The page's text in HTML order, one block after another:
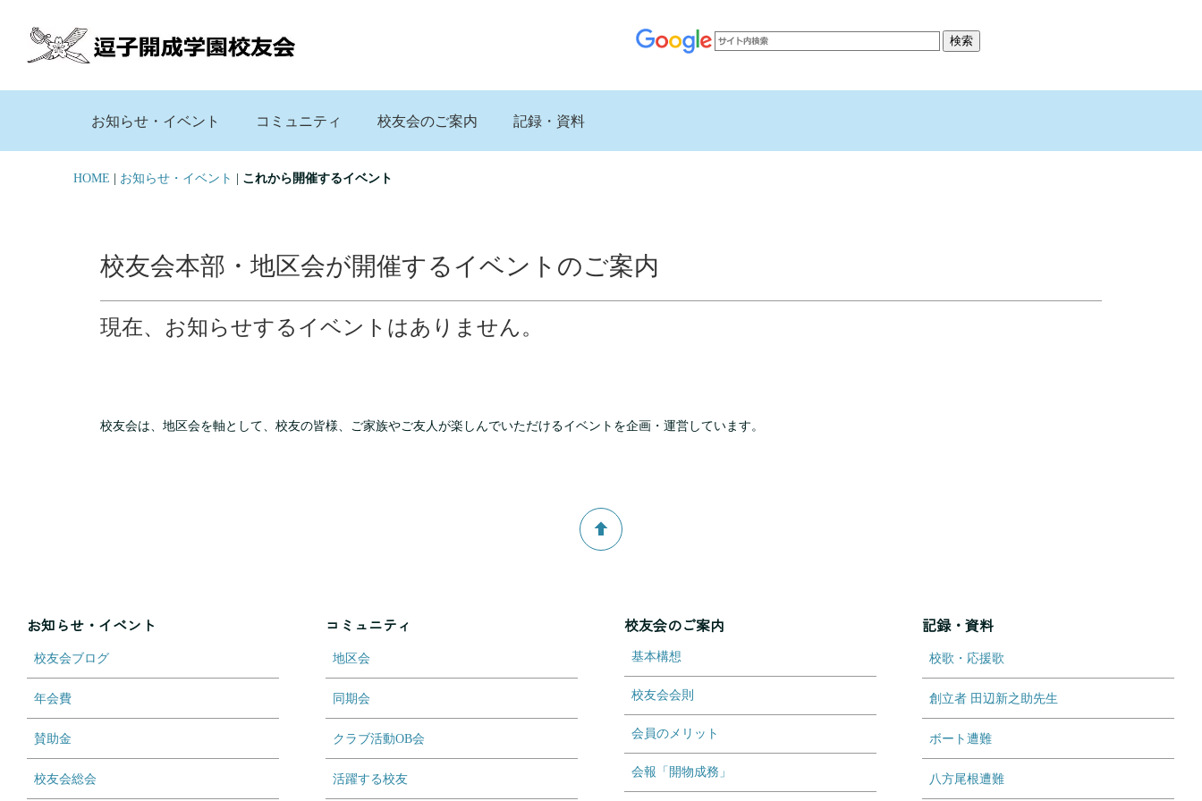
お知らせ・イベント コミュニティ 校友会のご案内 記録・資料
HOME お知らせ・イベント これから開催するイベント
校友会本部・地区会が開催するイベントのご案内
現在、お知らせするイベントはありません。
校友会は、地区会を軸として、校友の皆様、ご家族やご友人が楽しんでいただけるイベントを企画・運営しています。
お知らせ・イベント
校友会ブログ
年会費
賛助金
校友会総会
コミュニティ
地区会
同期会
クラブ活動OB会
活躍する校友
校友会のご案内
基本構想
校友会会則
会員のメリット
会報「開物成務」
記録・資料
校歌・応援歌
創立者 田辺新之助先生
ボート遭難
八方尾根遭難